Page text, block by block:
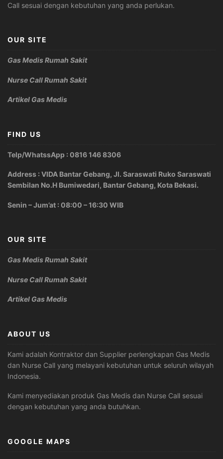
Call sesuai dengan kebutuhan yang anda perlukan.
OUR SITE
Gas Medis Rumah Sakit
Nurse Call Rumah Sakit
Artikel Gas Medis
FIND US
Telp/WhatssApp : 0816 146 8306
Address : VIDA Bantar Gebang, Jl. Saraswati Ruko Saraswati
Sembilan No.H Bumiwedari, Bantar Gebang, Kota Bekasi.
Senin – Jum’at : 08:00 – 16:30 WIB
OUR SITE
Gas Medis Rumah Sakit
Nurse Call Rumah Sakit
Artikel Gas Medis
ABOUT US
Kami adalah Kontraktor dan Supplier perlengkapan Gas Medis
dan Nurse Call yang melayani kebutuhan untuk seluruh wilayah
Indonesia.
Kami menyediakan produk Gas Medis dan Nurse Call sesuai
dengan kebutuhan yang anda butuhkan.
GOOGLE MAPS